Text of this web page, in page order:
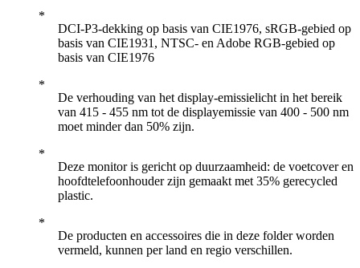
DCI-P3-dekking op basis van CIE1976, sRGB-gebied op
basis van CIE1931, NTSC- en Adobe RGB-gebied op
basis van CIE1976
De verhouding van het display-emissielicht in het bereik
van 415 - 455 nm tot de displayemissie van 400 - 500 nm
moet minder dan 50% zijn.
Deze monitor is gericht op duurzaamheid: de voetcover en
hoofdtelefoonhouder zijn gemaakt met 35% gerecycled
plastic.
De producten en accessoires die in deze folder worden
vermeld, kunnen per land en regio verschillen.